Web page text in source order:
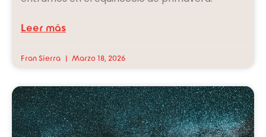
Leer más
Fran Sierra Marzo 18, 2026